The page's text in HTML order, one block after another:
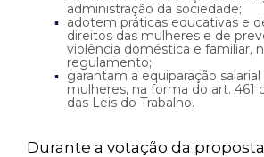
administração da sociedade;
adotem práticas educativas e
direitos das mulheres e de
violência doméstica e familiar,
regulamento;
garantam a equiparação
mulheres, na forma do art. 461
das Leis do Trabalho.
Durante a votação da